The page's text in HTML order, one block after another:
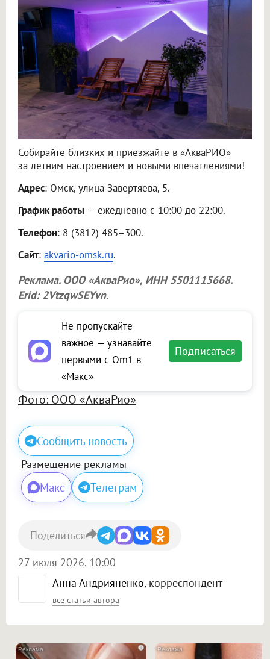
Собирайте близких и приезжайте в «АкваРИО»
за летним настроением и новыми впечатлениями!
Адрес: Омск, улица Завертяева, 5.
График работы — ежедневно с 10:00 до 22:00.
Телефон: 8 (3812) 485–300.
Сайт: akvario-omsk.ru.
Реклама. ООО «АкваРио», ИНН 5501115668.
Erid: 2VtzqwSEYvn.
Не пропускайте
важное — узнавайте
первыми с Om1 в
«Макс»
Подписаться
Фото: ООО «АкваРио»
Сообщить новость
Размещение рекламы
Макс Телеграм
Анна Андрияненко, корреспондент
все статьи автора
27 июля 2026, 10:00
Поделиться
i